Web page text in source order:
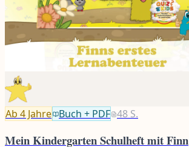
Ab 4 Jahre Buch + PDF 48 S.
Mein Kindergarten Schulheft mit Finn